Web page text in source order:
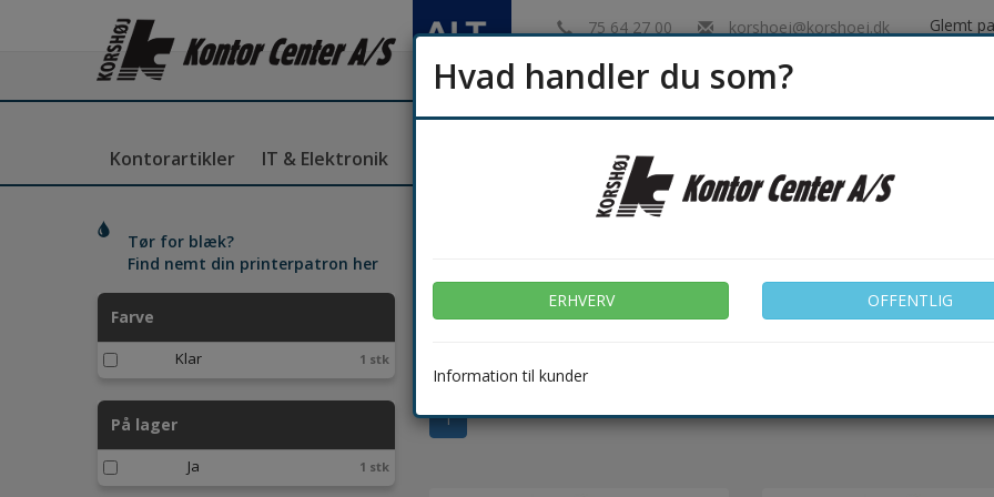
75 64 27 00 korshoej@korshoej.dk Glemt
ERHVERV OFFENTLIG
Kontorartikler IT & Elektronik Rengøring Møbler
Tør for blæk?
Find nemt din printerpatron her
Farve
Klar 1 stk
På lager
Ja 1 stk
Sorter efter
1
Hvad handler du som?
ERHVERV OFFENTLIG
Information til kunder